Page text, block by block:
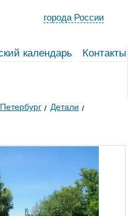
города России
календарь
Контакты
Детали